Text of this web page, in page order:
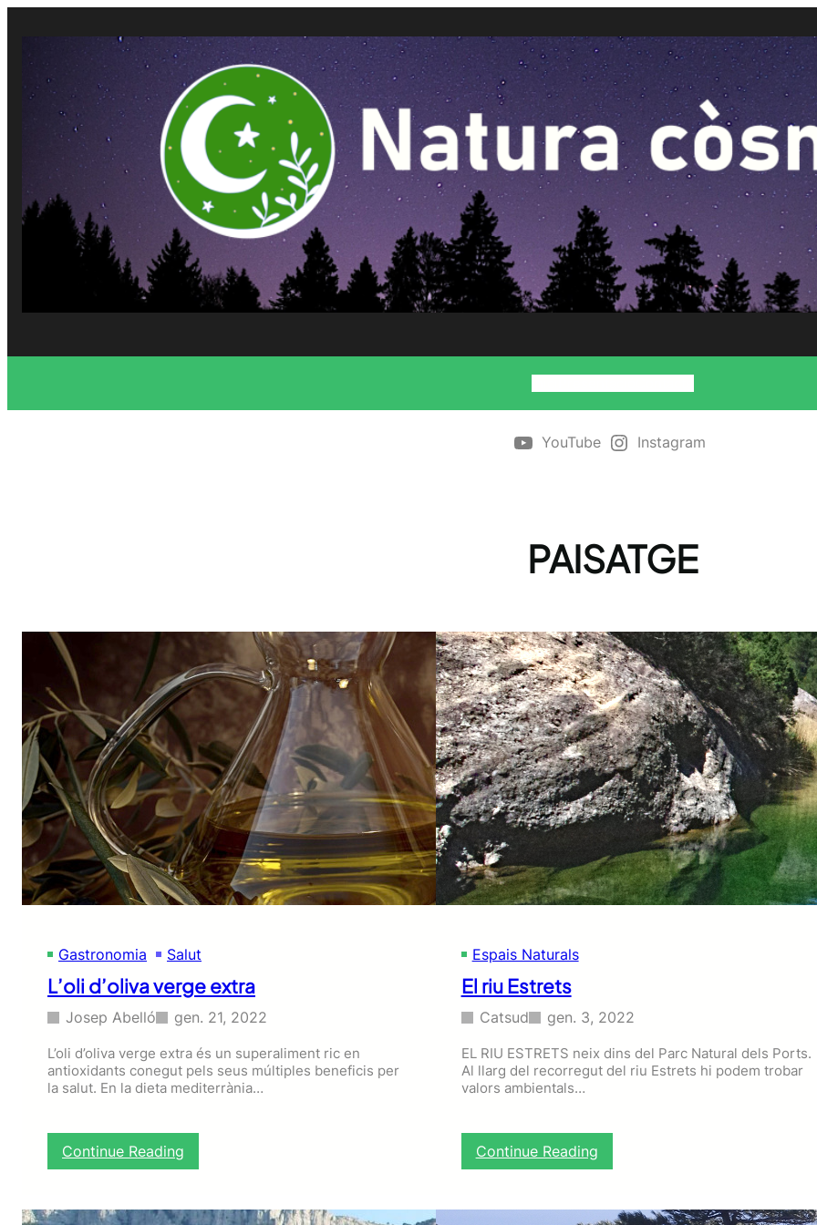
contingut
YouTube Instagram
PAISATGE
Gastronomia Salut
L’oli d’oliva verge extra
Josep Abelló gen. 21, 2022
L’oli d’oliva verge extra és un superaliment ric en
antioxidants conegut pels seus múltiples beneficis per
la salut. En la dieta mediterrània…
Continue Reading
L
Espais Naturals
El riu Estrets
Catsud gen. 3, 2022
EL RIU ESTRETS neix dins del Parc Natural dels Ports.
Al llarg del recorregut del riu Estrets hi podem trobar
valors ambientals…
Continue Reading:
E